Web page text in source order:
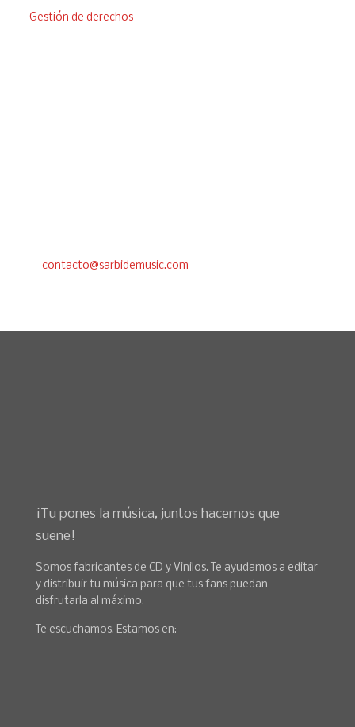
Gestión de derechos
contacto@sarbidemusic.com
¡Tu pones la música, juntos hacemos que
suene!
Somos fabricantes de CD y Vinilos. Te ayudamos a editar
y distribuir tu música para que tus fans puedan
disfrutarla al máximo.
Te escuchamos. Estamos en: